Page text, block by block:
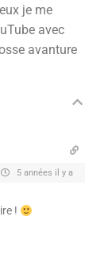
je me
avec
avanture
5 années il y a
!